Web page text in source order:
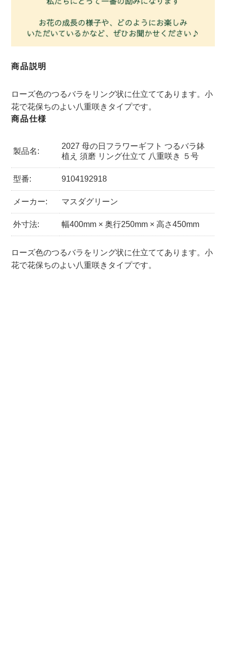
商品説明
ローズ色のつるバラをリング状に仕立ててあります。小
花で花保ちのよい八重咲きタイプです。
商品仕様
製品名:
2027 母の日フラワーギフト つるバラ鉢
植え 須磨 リング仕立て 八重咲き ５号
型番: 9104192918
メーカー: マスダグリーン
外寸法: 幅400mm × 奥行250mm × 高さ450mm
ローズ色のつるバラをリング状に仕立ててあります。小
花で花保ちのよい八重咲きタイプです。